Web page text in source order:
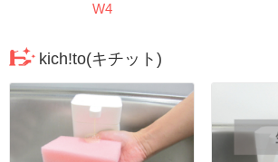
W4
kich!to(キチット)